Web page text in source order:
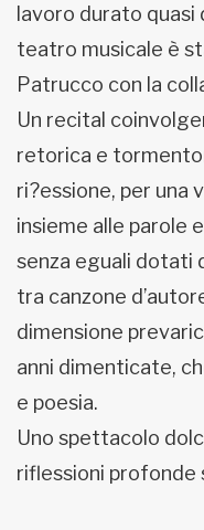
lavoro durato quasi
teatro musicale è
Patrucco con la
Un recital
retorica e
ri?essione, per una
insieme alle parole
senza eguali dotati
tra canzone
dimensione
anni dimenticate,
e poesia.
Uno spettacolo
riflessioni profonde